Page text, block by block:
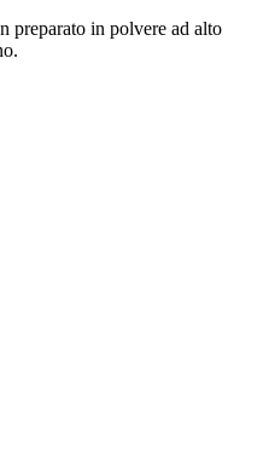
preparato in polvere ad alto